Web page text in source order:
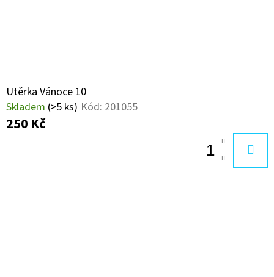
Utěrka Vánoce 10
Skladem (>5 ks) Kód: 201055
250 Kč